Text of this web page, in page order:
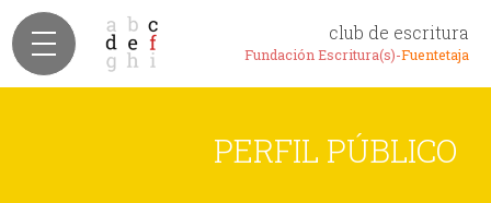
club de escritura
Fundación Escritura(s)-Fuentetaja
PERFIL PÚBLICO